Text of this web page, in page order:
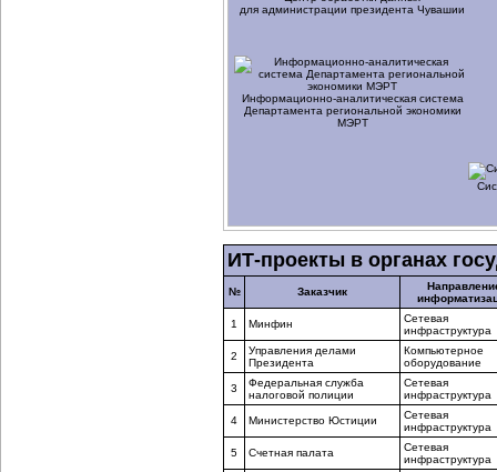
для администрации президента Чувашии
Информационно-аналитическаясистема
Департамента региональной экономики
МЭРТ
ИТ-проекты в органах
№ Заказчик
1 Минфин
Сетевая
инфраструктура
2
Управления делами
Президента
Компьютерное
оборудование
3
Федеральная служба
налоговой полиции
Сетевая
инфраструктура
4 Министерство Юстиции
Сетевая
инфраструктура
5 Счетная палата
Сетевая
инфраструктура